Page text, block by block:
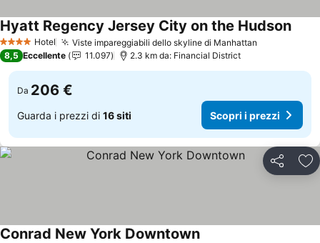
4 Stelle Hotel Viste impareggiabili dello skyline di Manhattan
Hyatt Regency Jersey City on the Hudson
8,5 Eccellente 11.097 2.3 km da: Financial District
Da 206 €
Guarda i prezzi di 16 siti Scopri i prezzi
Condividi
Conrad New York Downtown